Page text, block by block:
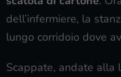
dell’infermiere, la
lungo corridoio dove
Scappate, andate alla